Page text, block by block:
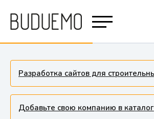
Разработка сайтов для
Добавьте свою компанию в